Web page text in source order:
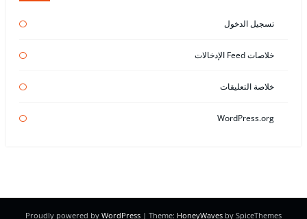
تسجيل الدخول
خلاصات Feed الإدخالات
خلاصة التعليقات
WordPress.org
Proudly powered by WordPress | Theme: HoneyWaves by SpiceThemes